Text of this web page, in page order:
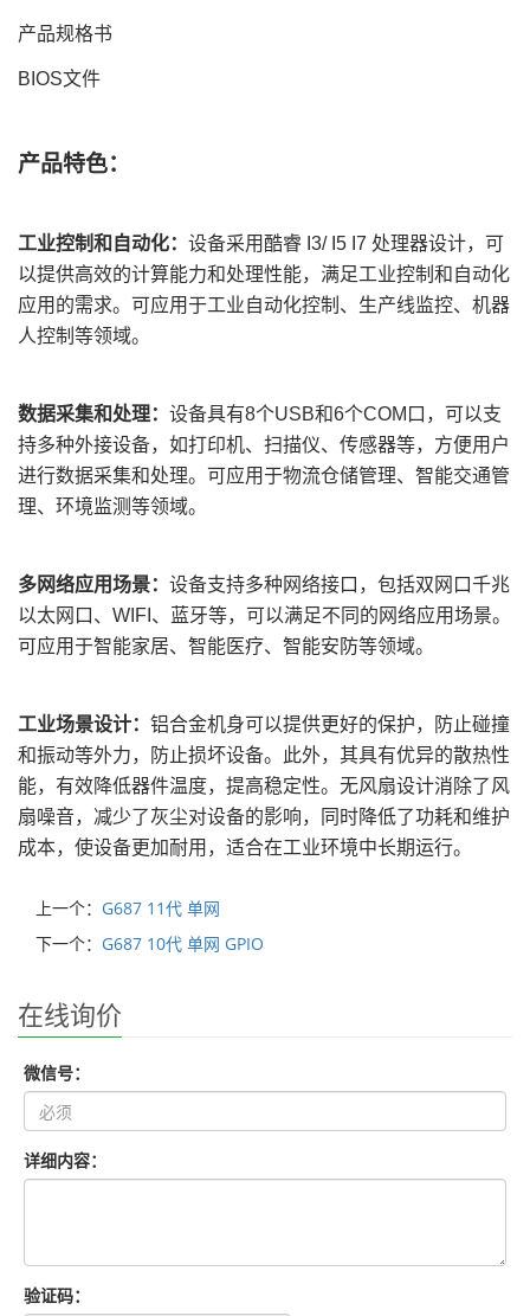
产品规格书
BIOS文件
产品特色：
工业控制和自动化： 设备采用酷睿 I3/ I 5 I7 处理器设计，可
以提供高效的计算能力和处理性能，满足工业控制和自动化
应用的需求。 可应用于工业自动化控制、生产线监控、机器
人控制等领域。
数据采集和处理： 设备具有8个USB和6个COM口，可以支
持多种外接设备，如打印机、扫描仪、传感器等，方便用户
进行数据采集和处理。 可应用于物流仓储管理、智能交通管
理、环境监测等领域。
多网络应用场景： 设备支持多种网络接口，包括双网口千兆
以太网口、 WIFI、蓝牙等，可以满足不同的网络应用场景。
可应用于智能家居、智能医疗、智能安防等领域。
工业场景设计： 铝合金机身可以提供更好的保护，防止碰撞
和振动等外力，防止损坏设备。此外，其具有优异的散热性
能，有效降低器件温度，提高稳定性。无风扇设计消除了风
扇噪音， 减少了灰尘对设备的影响，同时降低了功耗和维护
成本，使设备更加耐用，适合在工业环境中长期运行。
上一个： G687 11代 单网
下一个： G687 10代 单网 GPIO
在线询价
微信号：
详细内容：
验证码：